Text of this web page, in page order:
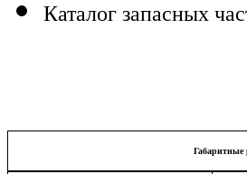
Каталог запасных